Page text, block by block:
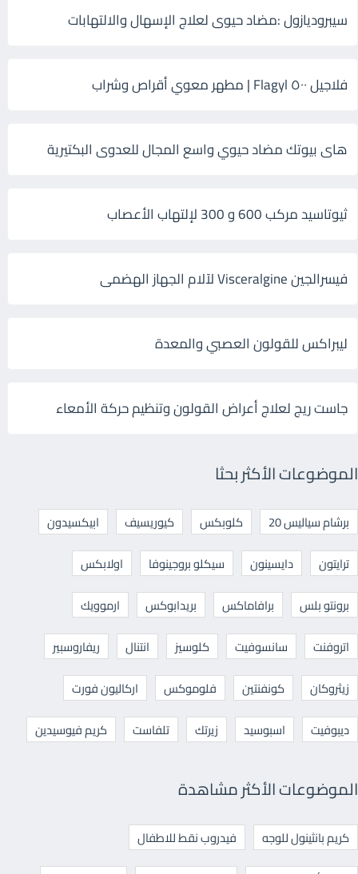
سيبروديازول :مضاد حيوى لعلاج الإسهال والالتهابات
فلاجيل ٥٠٠ Flagyl | مطهر معوي أقراص وشراب
هاى بيوتك مضاد حيوي واسع المجال للعدوى البكتيرية
ثيوتاسيد مركب 600 و 300 لإلتهاب الأعصاب
فيسرالجين Visceralgine لآلام الجهاز الهضمى
ليبراكس للقولون العصبي والمعدة
جاست ريج لعلاج أعراض القولون وتنظيم حركة الأمعاء
الموضوعات الأكثر بحثا
برشام سياليس 20 كلوبكس كيوريسيف
ابيكسيدون
ترايتون
دايسينون سيكلو بروجينوفا
اولابكس
برونتو بلس
برافاماكس بريدابوكس
ارموويك
اتروفنت
سانسوفيت كلوسيز انتنال
ريفاروسبير
زيثروكان
كونفنتين فلوموكس
اركاليون فورت
ديبوفيت
اسبوسيد زيرتك تلفاست كريم فيوسيدين
الموضوعات الأكثر مشاهدة
كريم بانثينول للوجه
فيدروب نقط للاطفال